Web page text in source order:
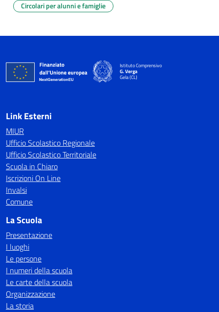
Circolari per alunni e famiglie
Istituto Comprensivo
G. Verga
Gela (CL)
Link Esterni
MIUR
Ufficio Scolastico Regionale
Ufficio Scolastico Territoriale
Scuola in Chiaro
Iscrizioni On Line
Invalsi
Comune
La Scuola
Presentazione
I luoghi
Le persone
I numeri della scuola
Le carte della scuola
Organizzazione
La storia